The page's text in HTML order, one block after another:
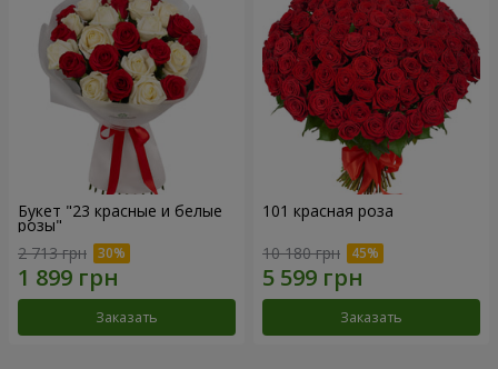
Букет "23 красные и белые
розы"
2 713 грн
Заказать
101 красная роза
10 180 грн
Заказать